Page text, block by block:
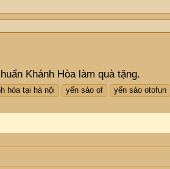
Khánh Hòa làm quà tặng.
hòa tại hà nội yến sào of yến sào otofun